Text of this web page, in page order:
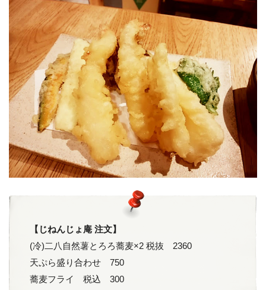
【じねんじょ庵 注文】
(冷)二八自然薯とろろ蕎麦×2 税抜 2360
天ぷら盛り合わせ 750
蕎麦フライ 税込 300